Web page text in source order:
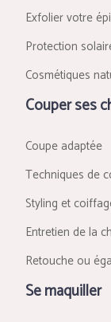
Exfolier votre
Protection
Cosmétiques
Couper ses
Coupe adaptée
Techniques de
Styling et
Entretien de la
Retouche ou
Se maquiller